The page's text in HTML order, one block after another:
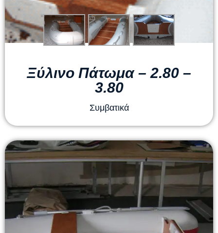
Ξύλινο Πάτωμα – 2.80 –
3.80
Συμβατικά